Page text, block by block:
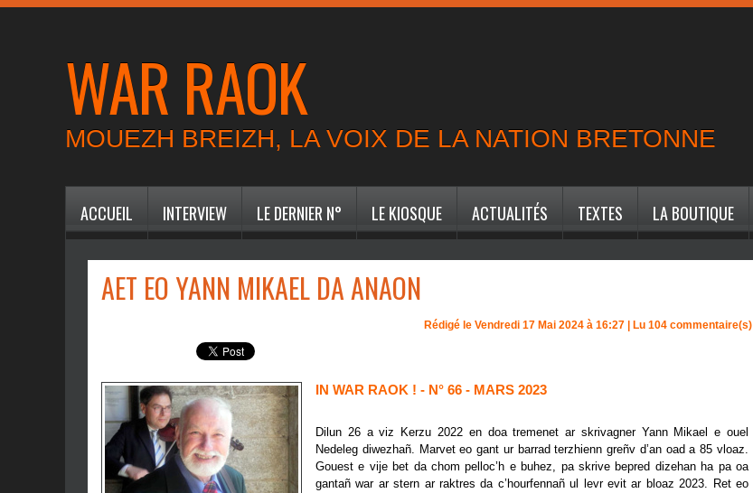
WAR RAOK
MOUEZH BREIZH, LA VOIX DE LA NATION BRETONNE
ACCUEIL INTERVIEW LE DERNIER N° LE KIOSQUE ACTUALITÉS TEXTES LA BOUTIQUE
AET EO YANN MIKAEL DA ANAON
Rédigé le Vendredi 17 Mai 2024 à 16:27 | Lu 104 commentaire(s)
IN WAR RAOK ! - N° 66 - MARS 2023
Dilun 26 a viz Kerzu 2022 en doa tremenet ar skrivagner Yann Mikael e ouel
Nedeleg diwezhañ. Marvet eo gant ur barrad terzhienn greñv d’an oad a 85 vloaz.
Gouest e vije bet da chom pelloc’h e buhez, pa skrive bepred dizehan ha pa oa
gantañ war ar stern ar raktres da c’hourfennañ ul levr evit ar bloaz 2023. Ret eo